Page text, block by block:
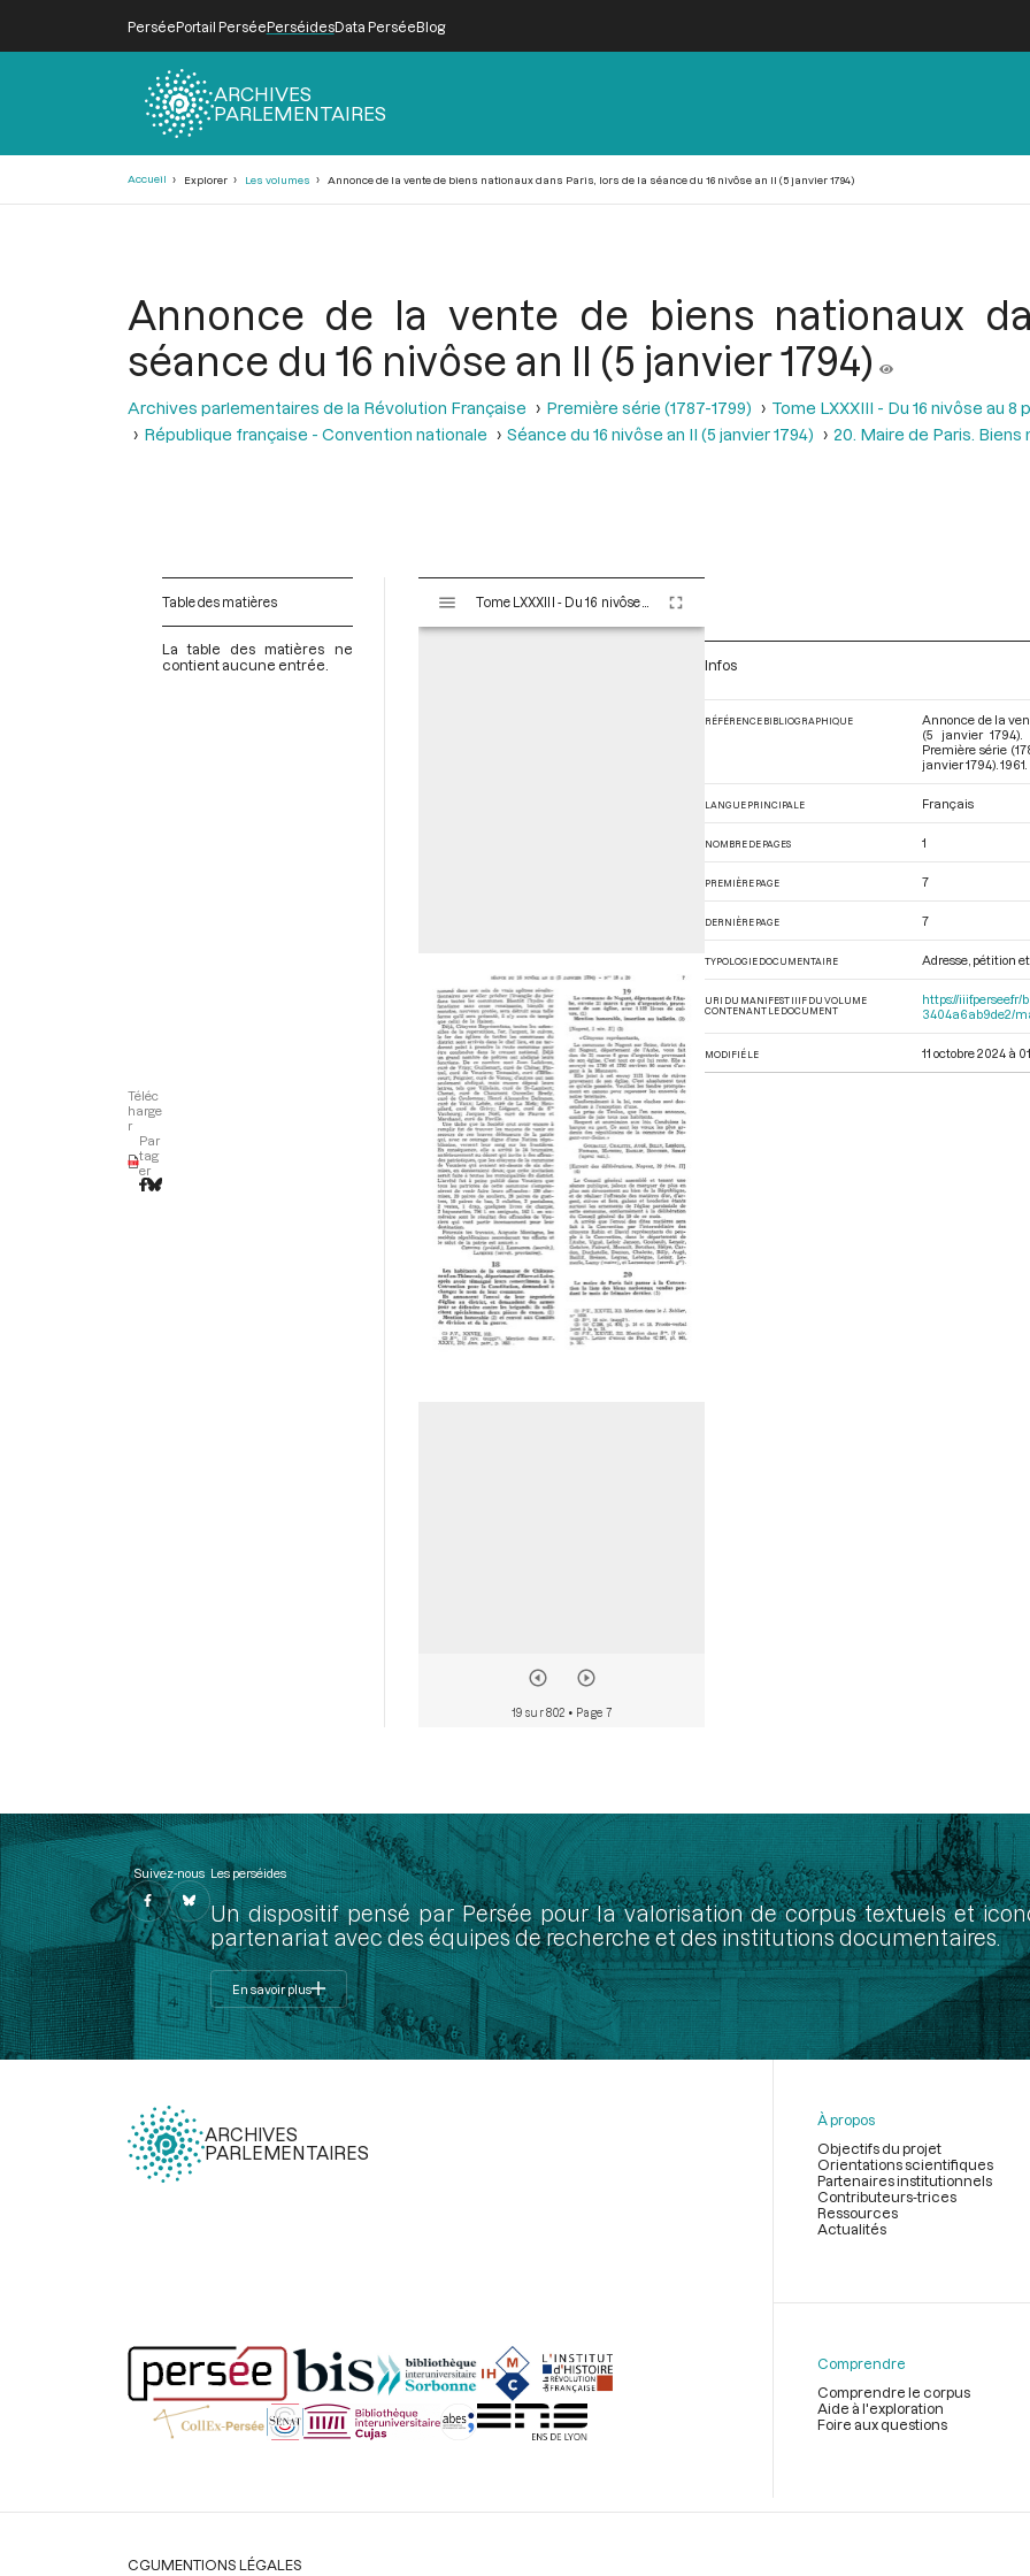
PerséePortail PerséePerséidesData PerséeBlog
ARCHIVES
PARLEMENTAIRES
Accueil Explorer Les volumes Annonce de la vente de biens nationaux dans Paris, lors de la séance du 16 nivôse an II (5 janvier 1794)
Annonce de la vente de biens nationaux
séance du 16 nivôse an II (5 janvier 1794)
Archives parlementaires de la Révolution Française Première série (1787-1799)
Tome LXXXIII - Du 16 nivôse au 8
République française - Convention nationale
Séance du 16 nivôse an II (5 janvier 1794) 20. Maire de Paris.
Téléc
harge
r
Par
tag
er
Table des matières
La table des matières ne
contient aucune entrée.
s
19 sur 802 • Page 7
Infos
RÉFÉRENCE BIBLIOGRAPHIQUE
Annonce de la
(5 janvier
Première série
janvier 1794) . 1961.
LANGUE PRINCIPALE Français
NOMBRE DE PAGES 1
PREMIÈRE PAGE 7
DERNIÈRE PAGE 7
TYPOLOGIE DOCUMENTAIRE Adresse, pétition
URI DU MANIFEST IIIF DU VOLUME
CONTENANT LE DOCUMENT
https://
3404a6ab9de2/
MODIFIÉ LE 11 octobre 2024 à
Suivez-nous Les perséides
Un dispositif pensé par Persée pour la valorisation de corpus textuels et
partenariat avec des équipes de recherche et des institutions documentaires.
En savoir plus
ARCHIVES
PARLEMENTAIRES
page
À propos
Objectifs du projet
Orientations scientifiques
Partenaires institutionnels
Contributeurs-trices
Ressources
Actualités
Comprendre
Comprendre le corpus
Aide à l'exploration
Foire aux questions
Légal
CGUMENTIONS LÉGALES